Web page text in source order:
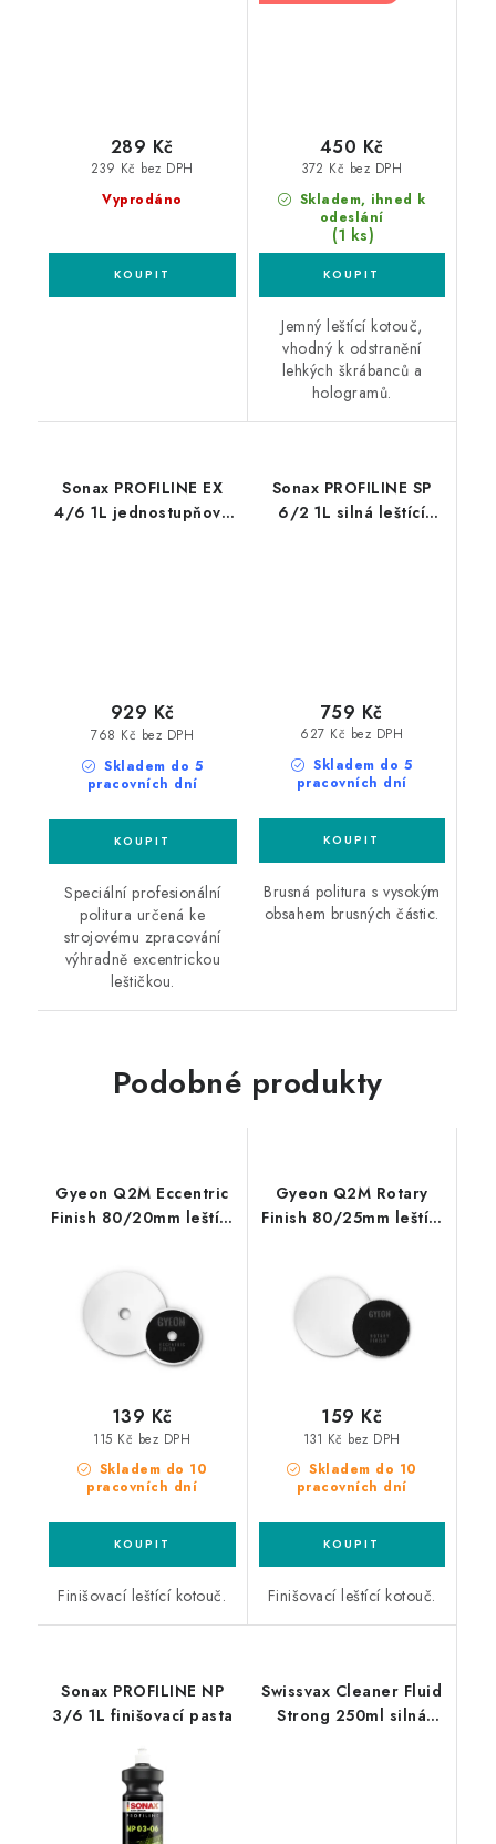
Vyprodáno
239 Kč bez DPH
289 Kč
Skladem, ihned k
odeslání
(1 ks)
372 Kč bez DPH
450 Kč
Jemný leštící kotouč,
vhodný k odstranění
lehkých škrábanců a
hologramů.
Sonax PROFILINE EX
4/6 1L jednostupňová
Skladem do 5
pracovních dní
768 Kč bez DPH
929 Kč
Speciální profesionální
politura určená ke
strojovému zpracování
výhradně excentrickou
leštičkou.
Sonax PROFILINE SP
6/2 1L silná leštící
Skladem do 5
pracovních dní
627 Kč bez DPH
759 Kč
Brusná politura s vysokým
obsahem brusných částic.
Podobné produkty
Gyeon Q2M Eccentric
Finish 80/20mm leštící
Skladem do 10
pracovních dní
115 Kč bez DPH
139 Kč
Finišovací leštící kotouč.
Gyeon Q2M Rotary
Finish 80/25mm leštící
Skladem do 10
pracovních dní
131 Kč bez DPH
159 Kč
Finišovací leštící kotouč.
Sonax PROFILINE NP
3/6 1L finišovací pasta
Swissvax Cleaner Fluid
Strong 250ml silná